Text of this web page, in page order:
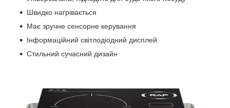
Швидко нагрівається
Має зручне сенсорне керування
Інформаційний світлодіодний дисплей
Стильний сучасний дизайн